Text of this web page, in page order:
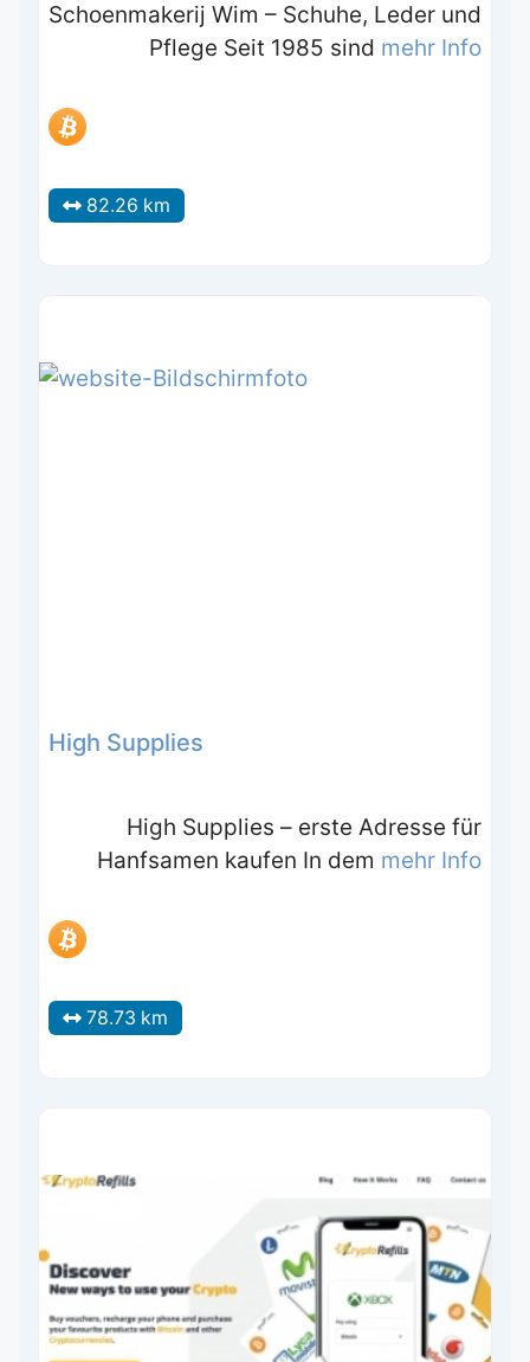
Schoenmakerij Wim – Schuhe, Leder und
Pflege Seit 1985 sind mehr Info
82.26 km
High Supplies
High Supplies – erste Adresse für
Hanfsamen kaufen In dem mehr Info
78.73 km